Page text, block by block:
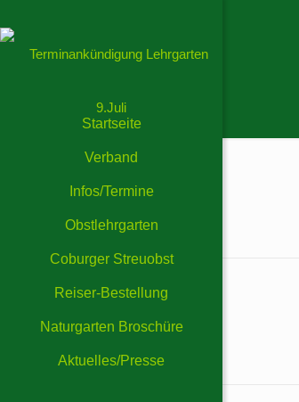
Startseite
Verband
Infos/Termine
Obstlehrgarten
Coburger Streuobst
Reiser-Bestellung
Naturgarten Broschüre
Aktuelles/Presse